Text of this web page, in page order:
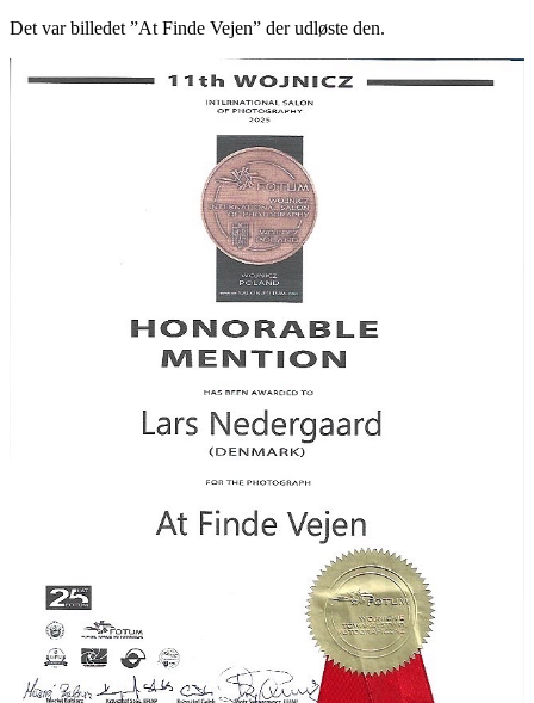
Det var billedet ”At Finde Vejen” der udløste den.